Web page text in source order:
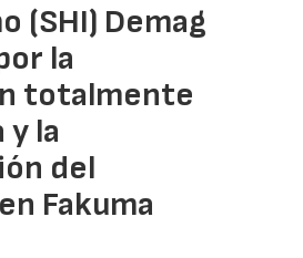
(SHI) Demag
la
totalmente
la
del
Fakuma